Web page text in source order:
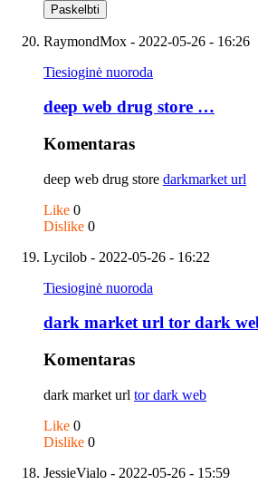
RaymondMox - 2022-05-26 - 16:26
Tiesioginė nuoroda
deep web drug store …
Komentaras
deep web drug store darkmarket url
Like 0
Dislike 0
Lycilob - 2022-05-26 - 16:22
Tiesioginė nuoroda
dark market url tor dark
Komentaras
dark market url tor dark web
Like 0
Dislike 0
JessieVialo - 2022-05-26 - 15:59